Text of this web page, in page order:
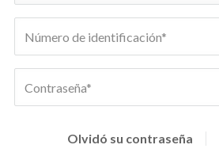
Olvidó su contraseña